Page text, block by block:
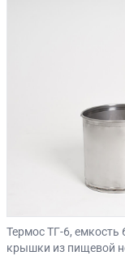
Термос ТГ-6, емкость
крышки из пищевой